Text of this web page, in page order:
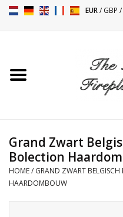
EUR/GBP /
Toebehoren
Kacheltjes
Grand Zwart
Bolection
HOME/ GRAND ZWART
HAARDOMBOUW